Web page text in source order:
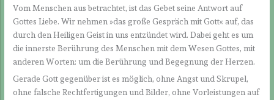
Vom Menschen aus betrachtet, ist das Gebet seine Antwort auf
Gottes Liebe. Wir nehmen »das große Gespräch mit Gott« auf, das
durch den Heiligen Geist in uns entzündet wird. Dabei geht es um
die innerste Berührung des Menschen mit dem Wesen Gottes, mit
anderen Worten: um die Berührung und Begegnung der Herzen.
Gerade Gott gegenüber ist es möglich, ohne Angst und Skrupel,
ohne falsche Rechtfertigungen und Bilder, ohne Vorleistungen auf